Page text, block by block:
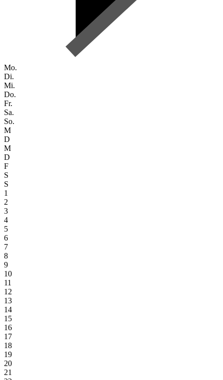
Mo.
Di.
Mi.
Do.
Fr.
Sa.
So.
M
D
M
D
F
S
S
1
2
3
4
5
6
7
8
9
10
11
12
13
14
15
16
17
18
19
20
21